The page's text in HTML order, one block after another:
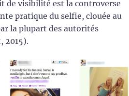
de visibilité est la controverse
pratique du selfie, clouée au
la plupart des autorités
2015).